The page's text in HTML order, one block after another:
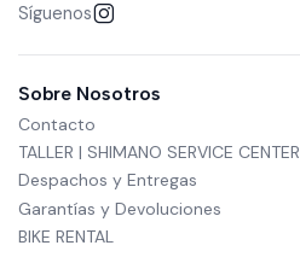
Síguenos
Sobre Nosotros
Contacto
TALLER | SHIMANO SERVICE CENTER
Despachos y Entregas
Garantías y Devoluciones
BIKE RENTAL